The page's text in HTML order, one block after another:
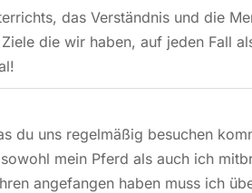
das Verständnis und die
die wir haben, auf jeden Fall
du uns regelmäßig besuchen
mein Pferd als auch ich
angefangen haben muss ich